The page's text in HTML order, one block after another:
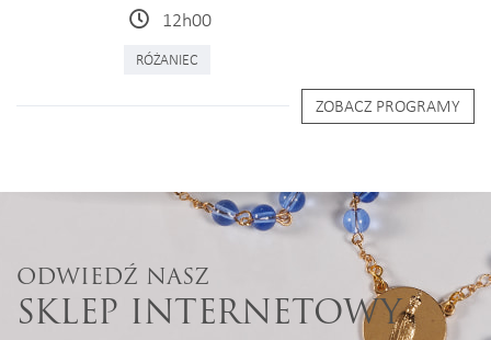
12h00
RÓŻANIEC
ZOBACZ PROGRAMY
ODWIEDŹ NASZ
SKLEP INTERNETOWY